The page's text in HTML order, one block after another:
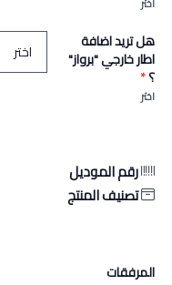
هل تريد اضافة
اطار خارجي "برواز"
؟*
اختر
رقم الموديل
تصنيف المنتج
المرفقات